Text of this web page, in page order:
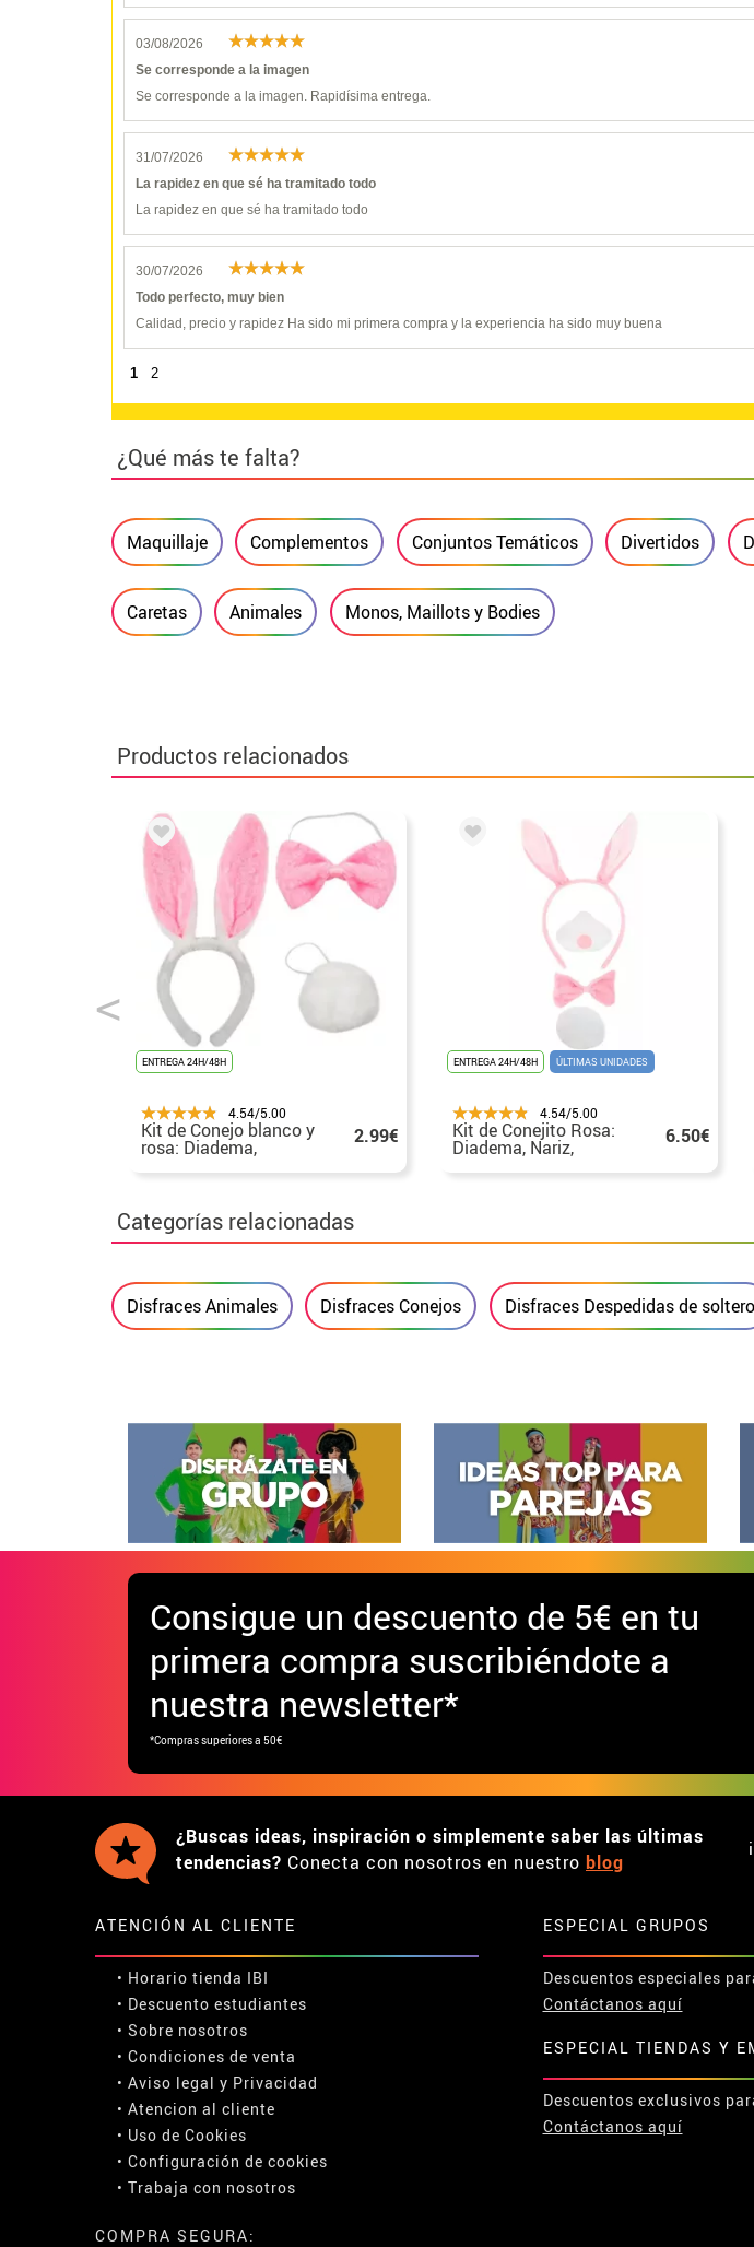
03/08/2026
Se corresponde a la imagen
Se corresponde a la imagen. Rapidísima entrega.
31/07/2026
La rapidez en que sé ha tramitado todo
La rapidez en que sé ha tramitado todo
30/07/2026
Todo perfecto, muy bien
Calidad, precio y rapidez Ha sido mi primera compra y la experiencia ha sido muy buena
1 2
¿Qué más te falta?
Maquillaje Complementos Conjuntos Temáticos Divertidos
Caretas Animales Monos, Maillots y Bodies
Productos relacionados
ENTREGA 24H/48H
4.54/5.00
Kit de Conejo blanco y
rosa: Diadema,
Pajarita y Cola
2.99€
ENTREGA 24H/48H ÚLTIMAS UNIDADES
4.54/5.00
Kit de Conejito Rosa:
Diadema, Nariz,
Pajarita y Cola
6.50€
Categorías relacionadas
Disfraces Animales Disfraces Conejos Disfraces Despedidas de soltero
Consigue un descuento de 5€ en tu
primera compra suscribiéndote a
nuestra newsletter*
*Compras superiores a 50€
¿Buscas ideas, inspiración o simplemente saber las últimas
tendencias? Conecta con nosotros en nuestro blog
ATENCIÓN AL CLIENTE
• Horario tienda IBI
• Descuento estudiantes
• Sobre nosotros
• Condiciones de venta
• Aviso legal y Privacidad
• Atencion al cliente
• Uso de Cookies
• Configuración de cookies
• Trabaja con nosotros
ESPECIAL GRUPOS
Descuentos especiales
Contáctanos aquí
ESPECIAL TIENDAS Y
Descuentos exclusivos
Contáctanos aquí
COMPRA SEGURA: